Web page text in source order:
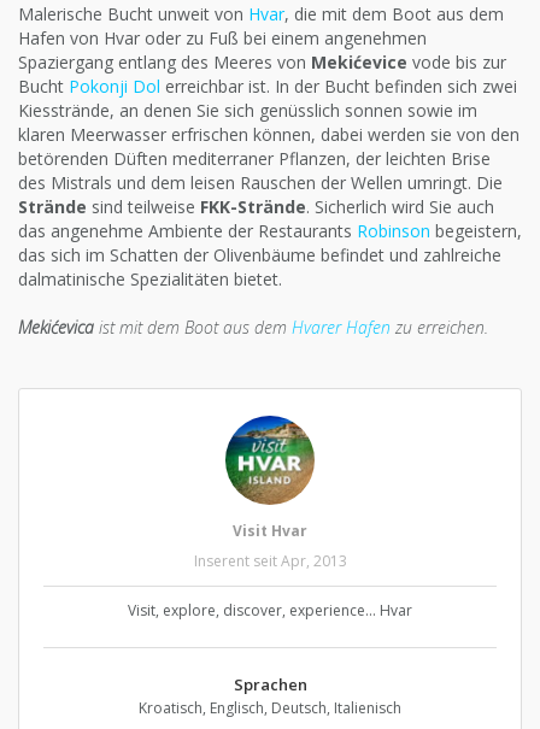
Malerische Bucht unweit von Hvar, die mit dem Boot aus dem
Hafen von Hvar oder zu Fuß bei einem angenehmen
Spaziergang entlang des Meeres von Mekićevice vode bis zur
Bucht Pokonji Dol erreichbar ist. In der Bucht befinden sich zwei
Kiesstrände, an denen Sie sich genüsslich sonnen sowie im
klaren Meerwasser erfrischen können, dabei werden sie von den
betörenden Düften mediterraner Pflanzen, der leichten Brise
des Mistrals und dem leisen Rauschen der Wellen umringt. Die
Strände sind teilweise FKK-Strände. Sicherlich wird Sie auch
das angenehme Ambiente der Restaurants Robinson begeistern,
das sich im Schatten der Olivenbäume befindet und zahlreiche
dalmatinische Spezialitäten bietet.
Mekićevica ist mit dem Boot aus dem Hvarer Hafen zu erreichen.
Visit Hvar
Inserent seit Apr, 2013
Visit, explore, discover, experience... Hvar
Sprachen
Kroatisch, Englisch, Deutsch, Italienisch